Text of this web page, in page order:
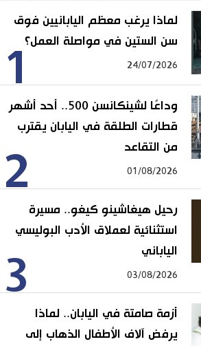
1
لماذا يرغب معظم اليابانيين فوق
سن الستين في مواصلة العمل؟
24/07/2026
2
وداعًا لشينكانسن 500.. أحد أشهر
قطارات الطلقة في اليابان يقترب
من التقاعد
01/08/2026
3
رحيل هيغاشينو كيغو.. مسيرة
استثنائية لعملاق الأدب البوليسي
الياباني
03/08/2026
أزمة صامتة في اليابان.. لماذا
يرفض آلاف الأطفال الذهاب إلى